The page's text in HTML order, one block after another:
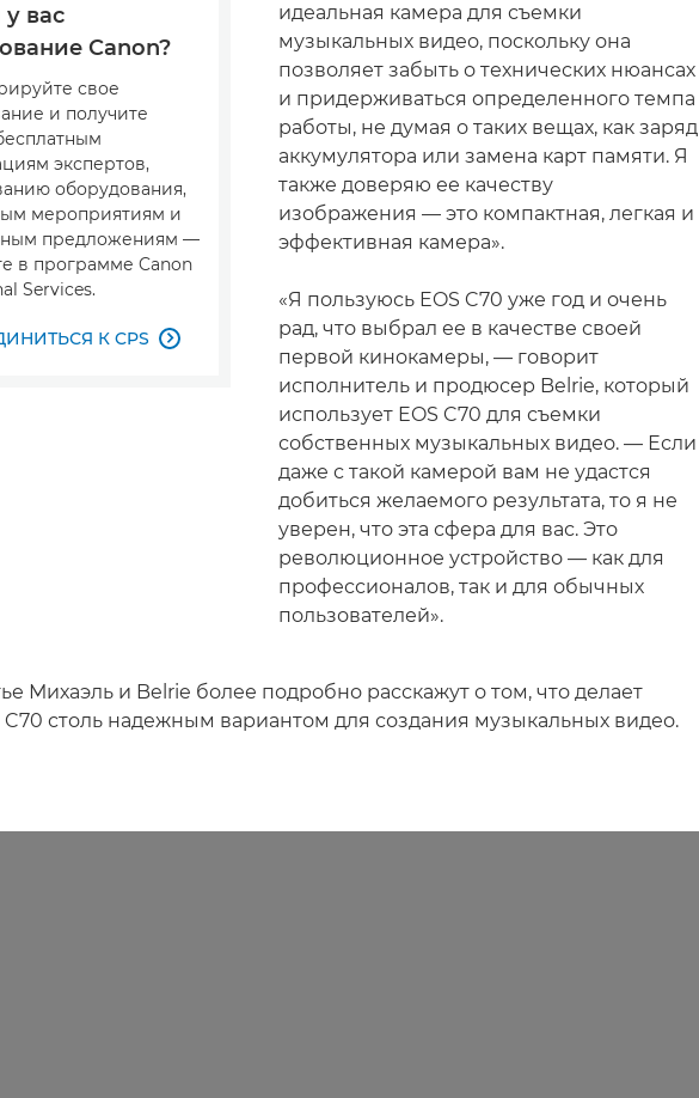
идеальная камера для съемки
музыкальных видео, поскольку она
позволяет забыть о технических нюансах
и придерживаться определенного темпа
работы, не думая о таких вещах, как заряд
аккумулятора или замена карт памяти. Я
также доверяю ее качеству
изображения — это компактная, легкая и
эффективная камера».
«Я пользуюсь EOS C70 уже год и очень
рад, что выбрал ее в качестве своей
первой кинокамеры, — говорит
исполнитель и продюсер Belrie, который
использует EOS C70 для съемки
собственных музыкальных видео. — Если
даже с такой камерой вам не удастся
добиться желаемого результата, то я не
уверен, что эта сфера для вас. Это
революционное устройство — как для
профессионалов, так и для обычных
пользователей».
у вас
Canon?
свое
и получите
экспертов,
оборудования,
мероприятиям и
предложениям —
в программе Canon
Services.
К CPS 
Михаэль и Belrie более подробно расскажут о том, что делает
C70 столь надежным вариантом для создания музыкальных видео.